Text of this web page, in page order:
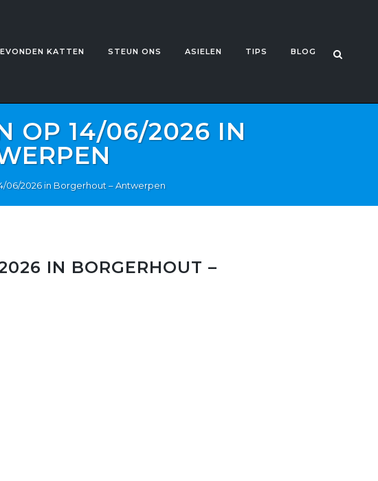
KATTEN STEUN ONS ASIELEN TIPS BLOG
OP 14/06/2026 IN
06/2026 in Borgerhout – Antwerpen
IN BORGERHOUT –